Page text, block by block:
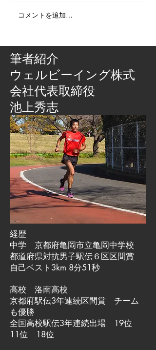
コメントを追加…
筆者紹介
​ウェルビーイング株式
会社代表取締役
池上秀志
経歴
中学 京都府亀岡市立亀岡中学校
都道府県対抗男子駅伝６区区間賞
自己ベスト3km 8分51秒
高校 洛南高校
京都府駅伝3年連続区間賞 チーム
も優勝
全国高校駅伝3年連続出場 19位
11位 18位